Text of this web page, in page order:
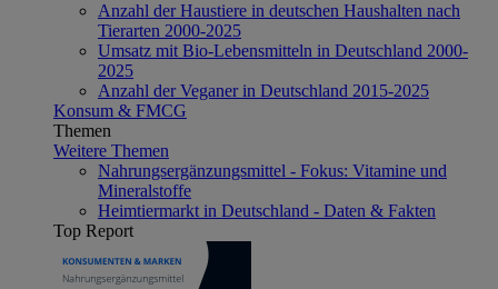
Anzahl der Haustiere in deutschen Haushalten nach
Tierarten 2000-2025
Umsatz mit Bio-Lebensmitteln in Deutschland 2000-
2025
Anzahl der Veganer in Deutschland 2015-2025
Konsum & FMCG
Themen
Weitere Themen
Nahrungsergänzungsmittel - Fokus: Vitamine und
Mineralstoffe
Heimtiermarkt in Deutschland - Daten & Fakten
Top Report